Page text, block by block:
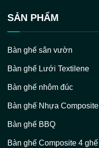
SẢN PHẨM
Bàn ghế sân vườn
Bàn ghế Lưới Textilene
Bàn ghế nhôm đúc
Bàn ghế Nhựa Composite
Bàn ghế BBQ
Bàn ghế Composite 4 ghế